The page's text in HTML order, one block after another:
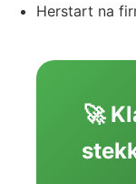
Herstart na
🚀